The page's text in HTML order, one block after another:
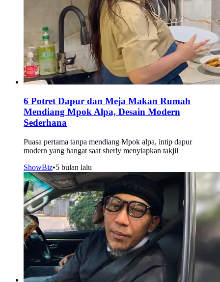
6 Potret Dapur dan Meja Makan Rumah
Mendiang Mpok Alpa, Desain Modern
Sederhana
Puasa pertama tanpa mendiang Mpok alpa, intip dapur
modern yang hangat saat sherly menyiapkan takjil
ShowBiz•5 bulan lalu